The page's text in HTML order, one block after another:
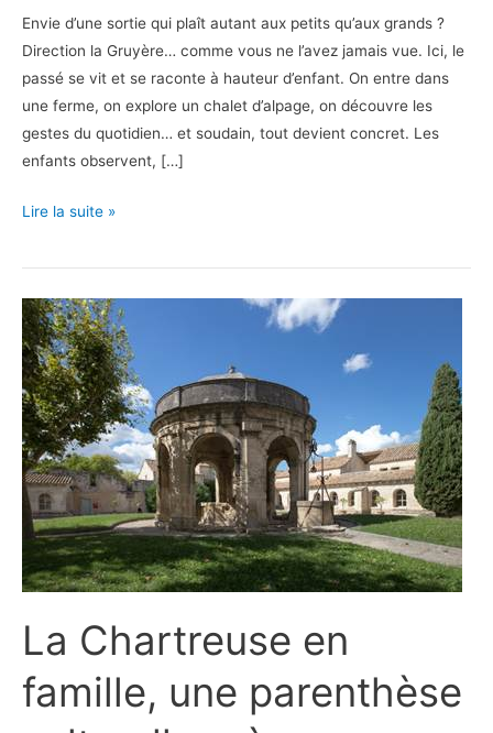
Envie d’une sortie qui plaît autant aux petits qu’aux grands ?
Direction la Gruyère… comme vous ne l’avez jamais vue. Ici, le
passé se vit et se raconte à hauteur d’enfant. On entre dans
une ferme, on explore un chalet d’alpage, on découvre les
gestes du quotidien… et soudain, tout devient concret. Les
enfants observent, […]
En
au
gruérien
!
Lire la suite »
La Chartreuse en
famille, une parenthèse